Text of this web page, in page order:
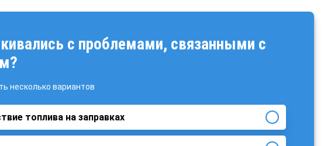
с проблемами, связанными с
несколько вариантов
топлива на заправках